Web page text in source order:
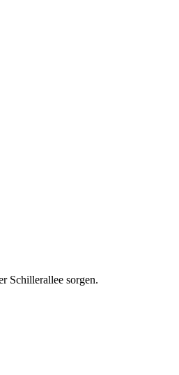
Schillerallee sorgen.